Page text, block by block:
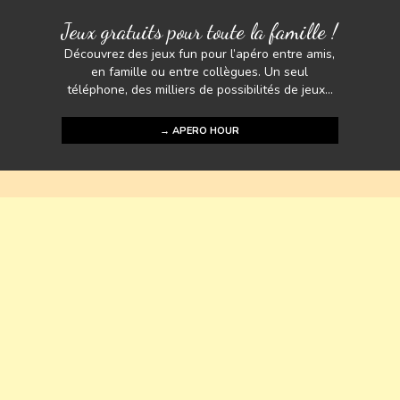
Jeux gratuits pour toute la famille !
Découvrez des jeux fun pour l’apéro entre amis,
en famille ou entre collègues. Un seul
téléphone, des milliers de possibilités de jeux...
→ APERO HOUR